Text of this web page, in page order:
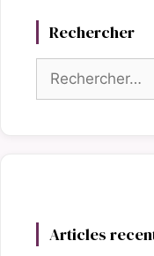
Rechercher
Rechercher :
Articles